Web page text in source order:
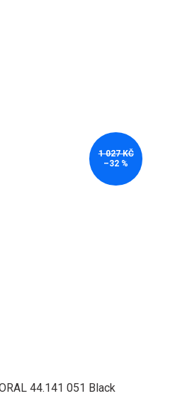
1 027 KČ
–32 %
44.141 051 Black